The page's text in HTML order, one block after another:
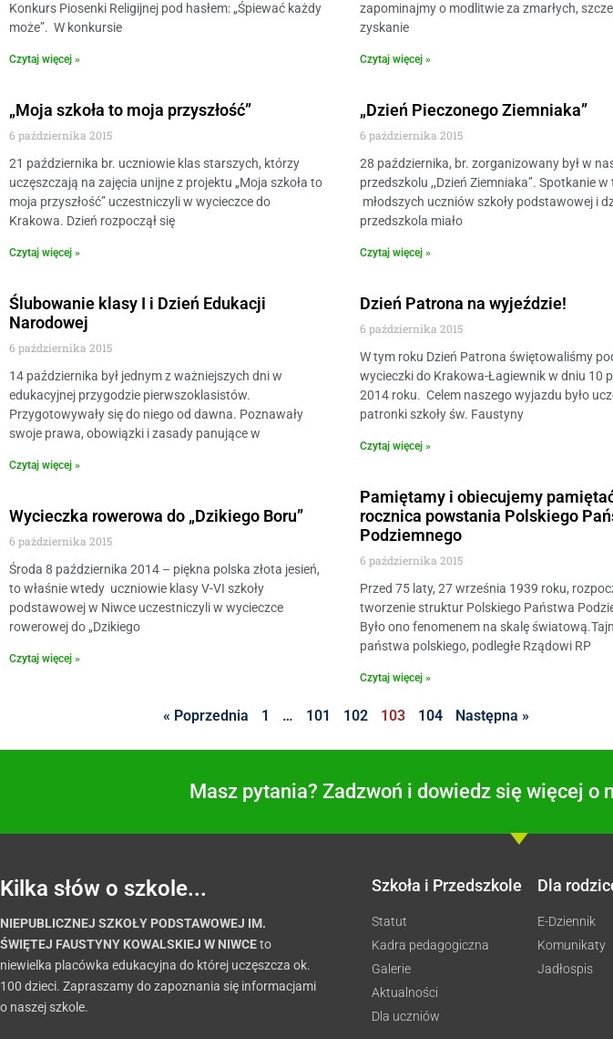
Konkurs Piosenki Religijnej pod hasłem: „Śpiewać każdy
może”. W konkursie
Czytaj więcej »
zapominajmy o modlitwie za zmarłych,
zyskanie
Czytaj więcej »
„Moja szkoła to moja przyszłość”
6 października 2015
21 października br. uczniowie klas starszych, którzy
uczęszczają na zajęcia unijne z projektu „Moja szkoła to
moja przyszłość” uczestniczyli w wycieczce do
Krakowa. Dzień rozpoczął się
Czytaj więcej »
„Dzień Pieczonego Ziemniaka”
6 października 2015
28 października, br. zorganizowany był w
przedszkolu ,,Dzień Ziemniaka’’. Spotkanie
młodszych uczniów szkoły podstawowej i
przedszkola miało
Czytaj więcej »
Ślubowanie klasy I i Dzień Edukacji
Narodowej
6 października 2015
14 października był jednym z ważniejszych dni w
edukacyjnej przygodzie pierwszoklasistów.
Przygotowywały się do niego od dawna. Poznawały
swoje prawa, obowiązki i zasady panujące w
Czytaj więcej »
Dzień Patrona na wyjeździe!
6 października 2015
W tym roku Dzień Patrona świętowaliśmy
wycieczki do Krakowa-Łagiewnik w dniu 10
2014 roku. Celem naszego wyjazdu było
patronki szkoły św. Faustyny
Czytaj więcej »
Wycieczka rowerowa do „Dzikiego Boru”
6 października 2015
Środa 8 października 2014 – piękna polska złota jesień,
to właśnie wtedy uczniowie klasy V-VI szkoły
podstawowej w Niwce uczestniczyli w wycieczce
rowerowej do „Dzikiego
Czytaj więcej »
Pamiętamy i obiecujemy
rocznica powstania Polskiego
Podziemnego
6 października 2015
Przed 75 laty, 27 września 1939 roku,
tworzenie struktur Polskiego Państwa
Było ono fenomenem na skalę
państwa polskiego, podległe Rządowi RP
Czytaj więcej »
« Poprzednia 1 … 101 102 103 104 Następna »
Masz pytania? Zadzwoń i dowiedz się więcej o
Kilka słów o szkole...
NIEPUBLICZNEJ SZKOŁY PODSTAWOWEJ IM.
ŚWIĘTEJ FAUSTYNY KOWALSKIEJ W NIWCEto
niewielka placówka edukacyjna do której uczęszcza ok.
100 dzieci. Zapraszamy do zapoznania się informacjami
o naszej szkole.
Szkoła i Przedszkole
Statut
Kadra pedagogiczna
Galerie
Aktualności
Dla uczniów
Dla
E-Dziennik
Komunikaty
Jadłospis